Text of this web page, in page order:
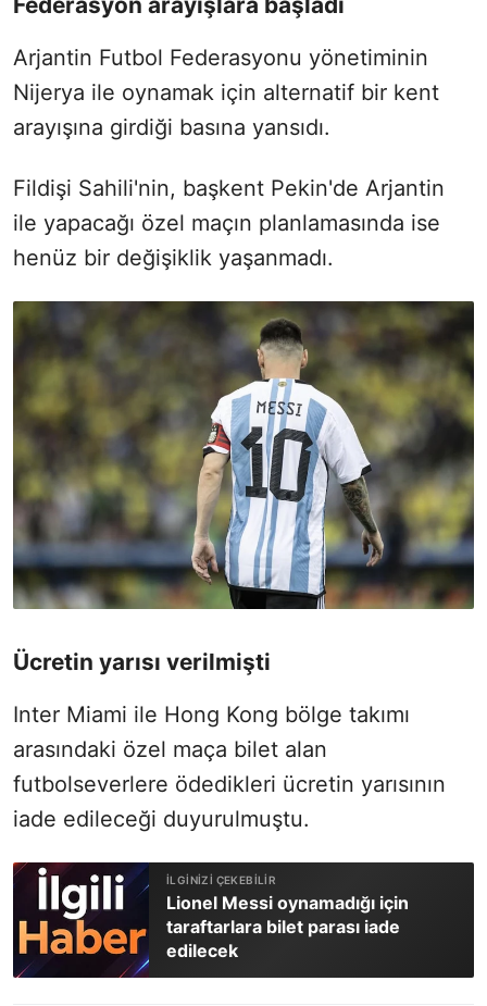
Arjantin Futbol Federasyonu yönetiminin
Nijerya ile oynamak için alternatif bir kent
arayışına girdiği basına yansıdı.
Fildişi Sahili'nin, başkent Pekin'de Arjantin
ile yapacağı özel maçın planlamasında ise
henüz bir değişiklik yaşanmadı.
Ücretin yarısı verilmişti
Inter Miami ile Hong Kong bölge takımı
arasındaki özel maça bilet alan
futbolseverlere ödedikleri ücretin yarısının
iade edileceği duyurulmuştu.
Lionel Messi oynamadığı için
taraftarlara bilet parası iade
edilecek